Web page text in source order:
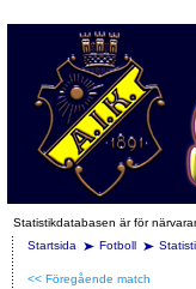
Statistikdatabasen är för
Startsida
Fotboll
<< Föregående match